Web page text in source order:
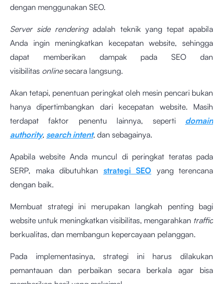
dengan menggunakan SEO.
Server side renderingadalah teknik yang tepat apabila
Anda ingin meningkatkan kecepatan website, sehingga
dapat memberikan dampak pada SEO dan
visibilitas onlinesecara langsung.
Akan tetapi, penentuan peringkat oleh mesin pencari bukan
hanya dipertimbangkan dari kecepatan website. Masih
terdapat faktor penentu lainnya, seperti domain
authority, search intent, dan sebagainya.
Apabila website Anda muncul di peringkat teratas pada
SERP, maka dibutuhkan strategi SEO yang terencana
dengan baik.
Membuat strategi ini merupakan langkah penting bagi
website untuk meningkatkan visibilitas, mengarahkan traffic
berkualitas, dan membangun kepercayaan pelanggan.
Pada implementasinya, strategi ini harus dilakukan
pemantauan dan perbaikan secara berkala agar bisa